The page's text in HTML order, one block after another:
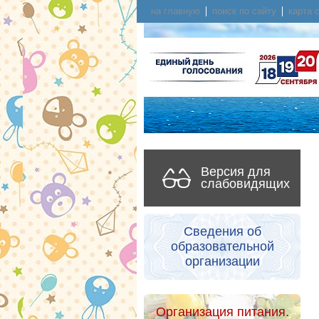
на главную поиск по сайту карта
Версия для
слабовидящих
Сведения об
образовательной
организации
Организация питания.